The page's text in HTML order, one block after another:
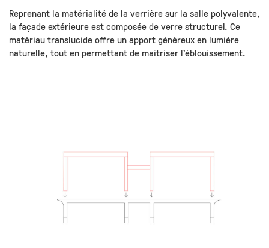
Reprenant la matérialité de la verrière sur la salle polyvalente,
la façade extérieure est composée de verre structurel. Ce
matériau translucide offre un apport généreux en lumière
naturelle, tout en permettant de maitriser l’éblouissement.